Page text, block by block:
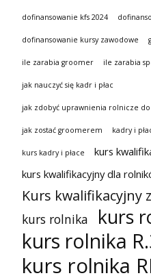
dofinansowanie kfs 2024
dofinansowanie kursy zawodowe
ile zarabia groomer ile zarabia
jak nauczyć się kadr i płac
jak zdobyć uprawnienia rolnicze
jak zostać groomerem kadry i
kurs kadry i płace
kurs
kurs kwalifikacyjny dla
Kurs kwalifikacyjny
kurs rolnika kurs
kurs rolnika
kurs rolnika